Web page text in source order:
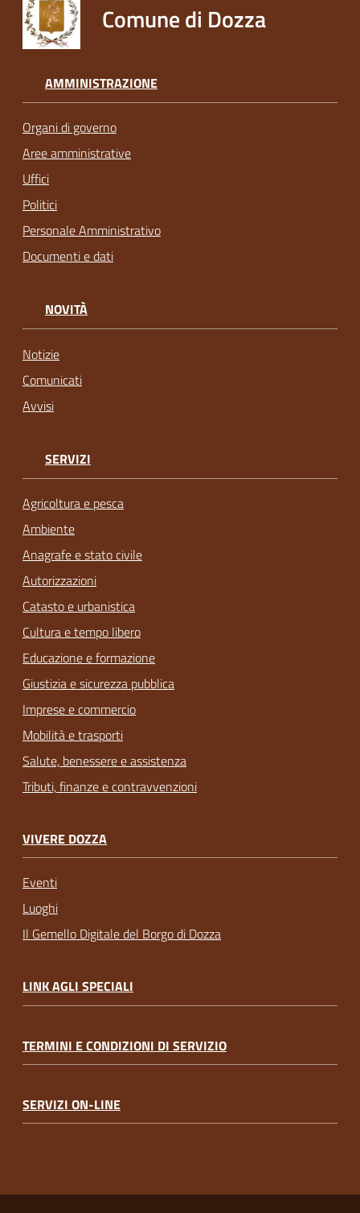
Comune di Dozza
AMMINISTRAZIONE
Organi di governo
Aree amministrative
Uffici
Politici
Personale Amministrativo
Documenti e dati
NOVITÀ
Notizie
Comunicati
Avvisi
SERVIZI
Agricoltura e pesca
Ambiente
Anagrafe e stato civile
Autorizzazioni
Catasto e urbanistica
Cultura e tempo libero
Educazione e formazione
Giustizia e sicurezza pubblica
Imprese e commercio
Mobilità e trasporti
Salute, benessere e assistenza
Tributi, finanze e contravvenzioni
VIVERE DOZZA
Eventi
Luoghi
Il Gemello Digitale del Borgo di Dozza
LINK AGLI SPECIALI
TERMINI E CONDIZIONI DI SERVIZIO
SERVIZI ON-LINE